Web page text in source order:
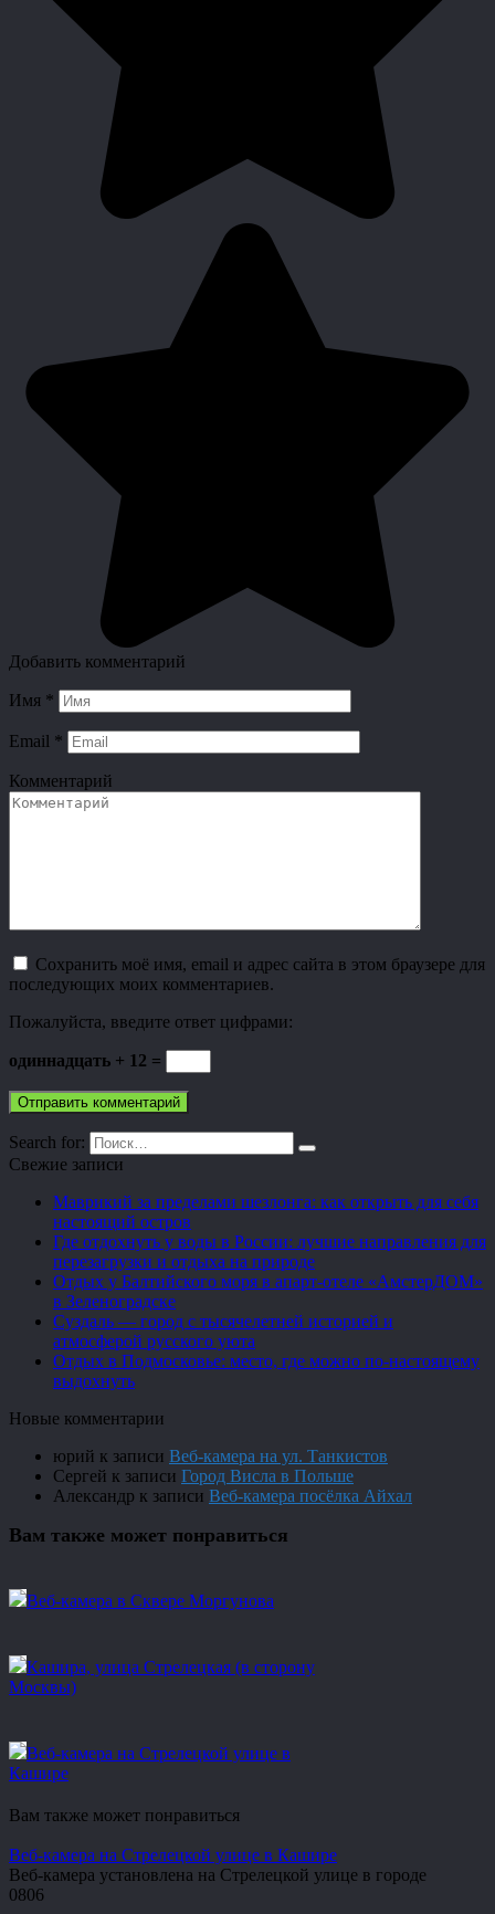
Добавить комментарий
Имя *
Email *
Комментарий
Сохранить моё имя, email и адрес сайта в этом браузере для
последующих моих комментариев.
Пожалуйста, введите ответ цифрами:
одиннадцать + 12 =
Search for:
Свежие записи
Маврикий за пределами шезлонга: как открыть для себя
настоящий остров
Где отдохнуть у воды в России: лучшие направления для
перезагрузки и отдыха на природе
Отдых у Балтийского моря в апарт-отеле «АмстерДОМ»
в Зеленоградске
Суздаль — город с тысячелетней историей и
атмосферой русского уюта
Отдых в Подмосковье: место, где можно по-настоящему
выдохнуть
Новые комментарии
юрий к записи Веб-камера на ул. Танкистов
Сергей к записи Город Висла в Польше
Александр к записи Веб-камера посёлка Айхал
Вам также может понравиться
Веб-камера в Сквере Моргунова
Кашира, улица Стрелецкая (в сторону
Москвы)
Веб-камера на Стрелецкой улице в
Кашире
Вам также может понравиться
Веб-камера на Стрелецкой улице в Кашире
Веб-камера установлена на Стрелецкой улице в городе
0806